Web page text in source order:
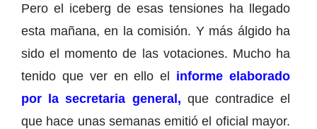
Pero el iceberg de esas tensiones ha llegado
esta mañana, en la comisión. Y más álgido ha
sido el momento de las votaciones. Mucho ha
tenido que ver en ello el informe elaborado
por la secretaria general, que contradice el
que hace unas semanas emitió el oficial mayor.